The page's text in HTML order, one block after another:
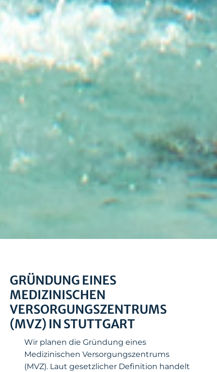
GRÜNDUNG EINES
MEDIZINISCHEN
VERSORGUNGSZENTRUMS
(MVZ) IN STUTTGART
Wir planen die Gründung eines
Medizinischen Versorgungszentrums
(MVZ). Laut gesetzlicher Definition handelt